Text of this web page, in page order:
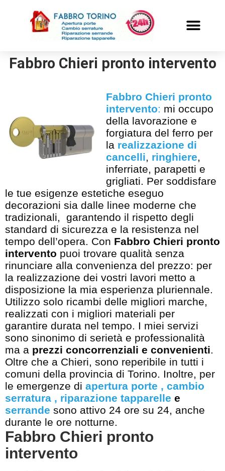
Fabbro Chieri pronto intervento
Fabbro Chieri pronto
intervento: mi occupo
della lavorazione e
forgiatura del ferro per
la realizzazione di
cancelli, ringhiere,
inferriate, parapetti e
grigliati. Per soddisfare
le tue esigenze estetiche eseguo
decorazioni sia dalle linee moderne che
tradizionali, garantendo il rispetto degli
standard di sicurezza e la resistenza nel
tempo dell’opera. Con Fabbro Chieri pronto
intervento puoi trovare qualità senza
rinunciare alla convenienza del prezzo: per
la realizzazione dei vostri lavori metto a
disposizione la mia esperienza pluriennale.
Utilizzo solo ricambi delle migliori marche,
realizzati con i migliori materiali per
garantire durata nel tempo. I miei servizi
sono sinonimo di serietà e professionalità
ma a prezzi concorrenziali e convenienti.
Oltre che a Chieri, sono reperibile in tutti i
comuni della provincia di Torino. Inoltre, per
le emergenze di apertura porte , cambio
serratura , riparazione tapparelle e
serrande sono attivo 24 ore su 24, anche
durante le ore notturne.
Fabbro Chieri pronto
intervento